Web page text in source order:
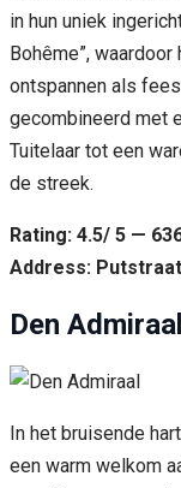
in hun uniek
Bohême”,
ontspannen als
gecombineerd met
Tuitelaar tot een
de streek.
Rating: 4.5/ 5 —
Address:
Den Admiraal
In het bruisende
een warm welkom